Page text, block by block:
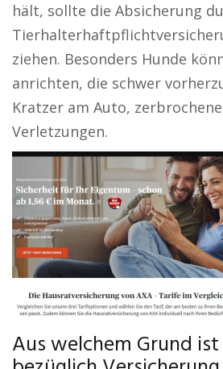
hält, sollte die Absicherung
ziehen. Besonders Hunde
anrichten, die schwer
Kratzer am Auto,
Verletzungen.
Aus welchem Grund